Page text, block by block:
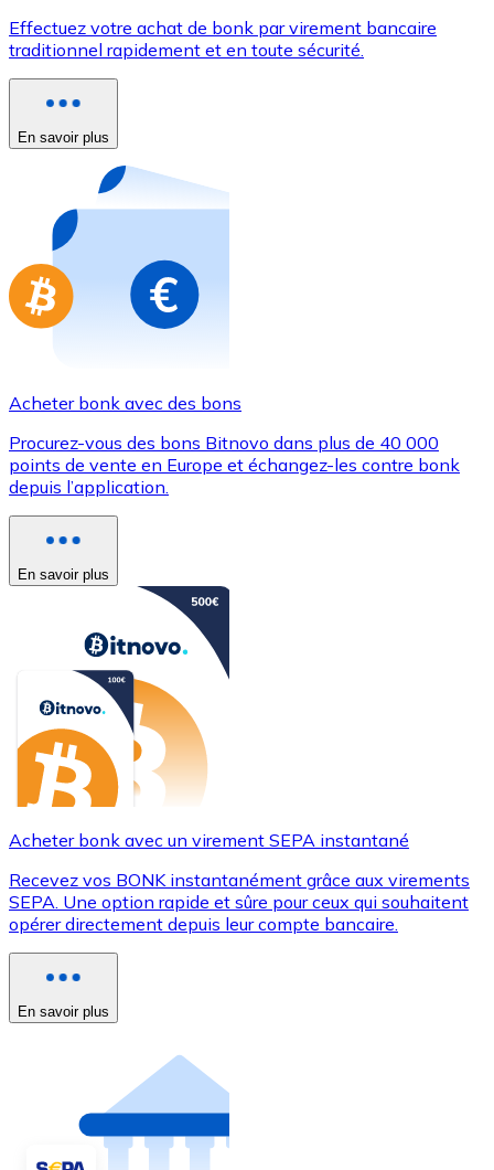
Utilisez les cartes Visa et Mastercard pour acheter
Acheter avec carte
Nouveau
Achetez des cartes-cadeaux de vos marques
Aller à la boutique de cartes-cadeaux
Effectuez votre achat de bonk par virement bancaire
traditionnel rapidement et en toute sécurité.
En savoir plus
Acheter bonk avec des bons
Procurez-vous des bons Bitnovo dans plus de 40 000
points de vente en Europe et échangez-les contre bonk
depuis l’application.
En savoir plus
Acheter bonk avec un virement SEPA instantané
Recevez vos BONK instantanément grâce aux virements
SEPA. Une option rapide et sûre pour ceux qui souhaitent
opérer directement depuis leur compte bancaire.
En savoir plus